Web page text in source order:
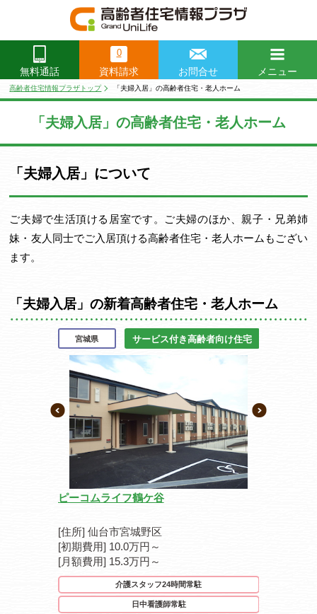
無料通話
0
資料請求 お問合せ
メニュー
高齢者住宅情報プラザトップ 「夫婦入居」の高齢者住宅・老人ホーム
「夫婦入居」の高齢者住宅・老人ホーム
「夫婦入居」について
ご夫婦で生活頂ける居室です。ご夫婦のほか、親子・兄弟姉
妹・友人同士でご入居頂ける高齢者住宅・老人ホームもござい
ます。
「夫婦入居」の新着高齢者住宅・老人ホーム
宮城県 サービス付き高齢者向け住宅
ピーコムライフ鶴ケ谷
[住所] 仙台市宮城野区
[初期費用] 10.0万円～
[月額費用] 15.3万円～
介護スタッフ24時間常駐
日中看護師常駐